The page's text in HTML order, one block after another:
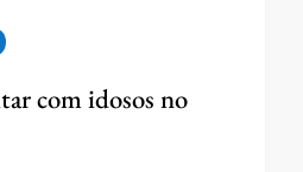
com idosos no